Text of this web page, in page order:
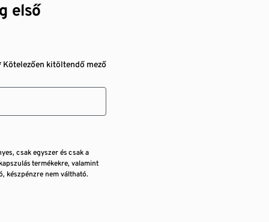
első
Kötelezően kitöltendő mező
csak egyszer és csak a
termékekre, valamint
készpénzre nem váltható.